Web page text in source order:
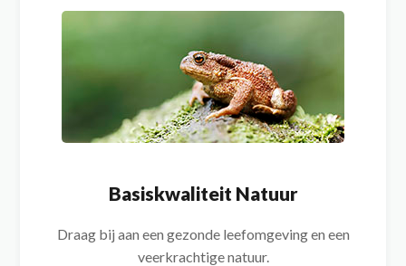
Basiskwaliteit Natuur
Draag bij aan een gezonde leefomgeving en een
veerkrachtige natuur.